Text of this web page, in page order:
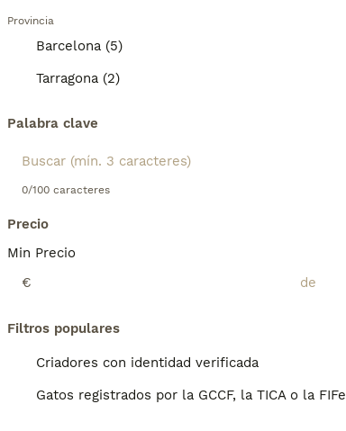
Provincia
Barcelona (5)
Tarragona (2)
Palabra clave
0/100 caracteres
Precio
Min Precio
€
Filtros populares
Criadores con identidad verificada
Gatos registrados por la GCCF, la TICA o la FIFe